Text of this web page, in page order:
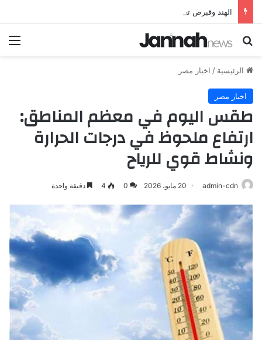
بحث عن
الرئيسية / اخبار مصر
اخبار مصر
طقس اليوم في معظم المناطق:
ارتفاع ملحوظ في درجات الحرارة
ونشاط قوي للرياح
admin-cdn 20 مايو، 2026 0
4 دقيقة واحدة